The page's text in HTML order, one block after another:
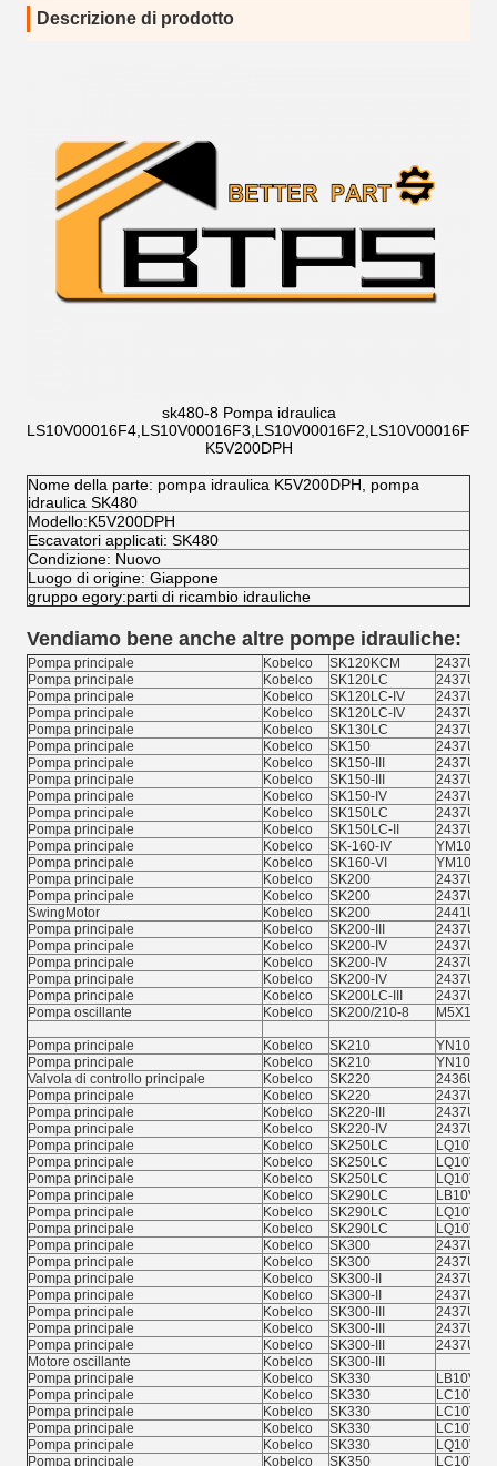
Descrizione di prodotto
sk480-8 Pompa idraulica
LS10V00016F4,LS10V00016F3,LS10V00016F2,LS10V00016F1,
K5V200DPH
Nome della parte: pompa idraulica K5V200DPH, pompa
idraulica SK480
Modello:K5V200DPH
Escavatori applicati: SK480
Condizione: Nuovo
Luogo di origine: Giappone
gruppo egory:parti di ricambio idrauliche
Vendiamo bene anche altre pompe idrauliche:
Pompa principale Kobelco SK120KCM
Pompa principale
Kobelco SK120LC
Pompa principale
Kobelco SK120LC-IV
Pompa principale
Kobelco SK120LC-IV
Pompa principale
Kobelco SK130LC
Pompa principale
Kobelco SK150
Pompa principale
Kobelco SK150-III
Pompa principale
Kobelco SK150-III
Pompa principale
Kobelco SK150-IV
Pompa principale
Kobelco SK150LC
Pompa principale
Kobelco SK150LC-II
Pompa principale
Kobelco SK-160-IV
Pompa principale
Kobelco SK160-VI
Pompa principale
Kobelco SK200
Pompa principale
Kobelco SK200
SwingMotor
Kobelco SK200
Pompa principale
Kobelco SK200-III
Pompa principale
Kobelco SK200-IV
Pompa principale
Kobelco SK200-IV
Pompa principale
Kobelco SK200-IV
Pompa principale
Kobelco SK200LC-III
Pompa oscillante
Kobelco SK200/210-8 M5X120
Pompa principale Kobelco SK210
Pompa principale
Kobelco SK210
Valvola di controllo principale
Kobelco SK220
Pompa principale
Kobelco SK220
Pompa principale
Kobelco SK220-III
Pompa principale
Kobelco SK220-IV
Pompa principale
Kobelco SK250LC
Pompa principale
Kobelco SK250LC
Pompa principale
Kobelco SK250LC
Pompa principale
Kobelco SK290LC
Pompa principale
Kobelco SK290LC
Pompa principale
Kobelco SK290LC
Pompa principale
Kobelco SK300
Pompa principale
Kobelco SK300
Pompa principale
Kobelco SK300-II
Pompa principale
Kobelco SK300-II
Pompa principale
Kobelco SK300-III
Pompa principale
Kobelco SK300-III
Pompa principale
Kobelco SK300-III
Motore oscillante
Kobelco
SK300-III
Pompa principale
Kobelco SK330
Pompa principale
Kobelco SK330
Pompa principale
Kobelco SK330
Pompa principale
Kobelco SK330
Pompa principale
Kobelco SK330
Pompa principale
Kobelco SK350